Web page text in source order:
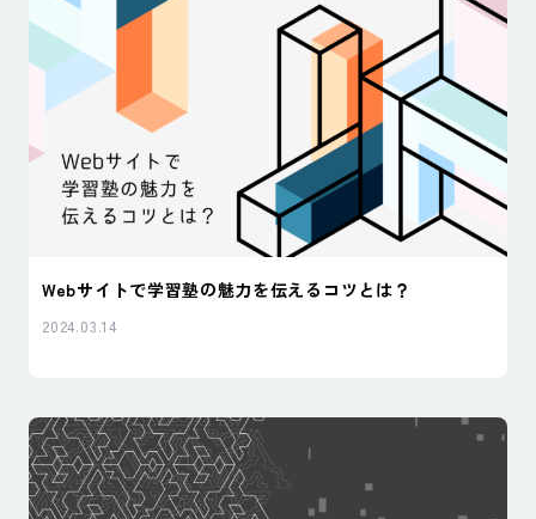
Webサイトで学習塾の魅力を伝えるコツとは？
2024.03.14